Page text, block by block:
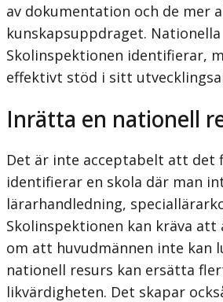
av dokumentation och de mer
kunskapsuppdraget.
Skolinspektionen identifierar,
effektivt stöd i sitt
Inrätta en nationell
Det är inte acceptabelt att det
identifierar en skola där man
lärarhandledning,
Skolinspektionen kan kräva
om att huvudmännen inte kan
nationell resurs kan ersätta
likvärdigheten. Det skapar